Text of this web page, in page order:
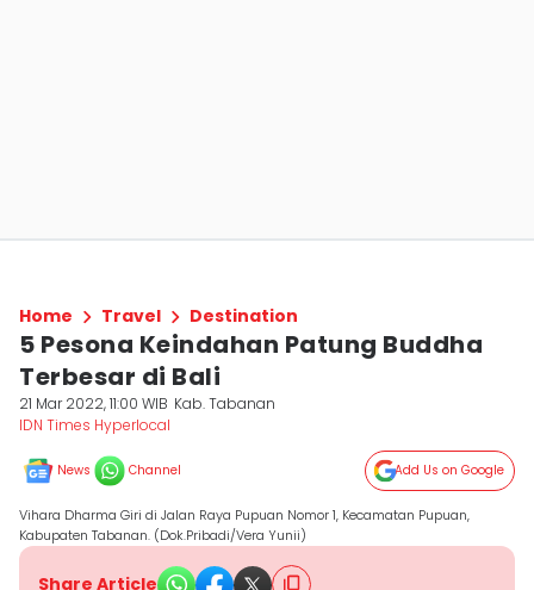
Home Travel Destination
5 Pesona Keindahan Patung Buddha
Terbesar di Bali
21 Mar 2022, 11:00 WIB Kab. Tabanan
IDN Times Hyperlocal
News Channel Add Us on Google
Vihara Dharma Giri di Jalan Raya Pupuan Nomor 1, Kecamatan Pupuan,
Kabupaten Tabanan. (Dok.Pribadi/Vera Yunii)
Share Article